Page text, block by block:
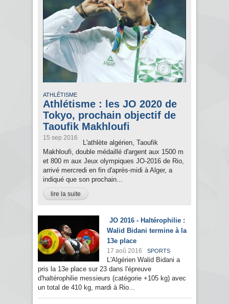
ATHLÉTISME
Athlétisme : les JO 2020 de
Tokyo, prochain objectif de
Taoufik Makhloufi
15 sep 2016
L'athlète algérien, Taoufik
Makhloufi, double médaillé d'argent aux 1500 m
et 800 m aux Jeux olympiques JO-2016 de Rio,
arrivé mercredi en fin d'après-midi à Alger, a
indiqué que son prochain...
lire la suite
JO 2016 - Haltérophilie :
Walid Bidani termine à la
13e place
17 aoû 2016 SPORTS
L'Algérien Walid Bidani a
pris la 13e place sur 23 dans l'épreuve
d'haltérophilie messieurs (catégorie +105 kg) avec
un total de 410 kg, mardi à Rio...